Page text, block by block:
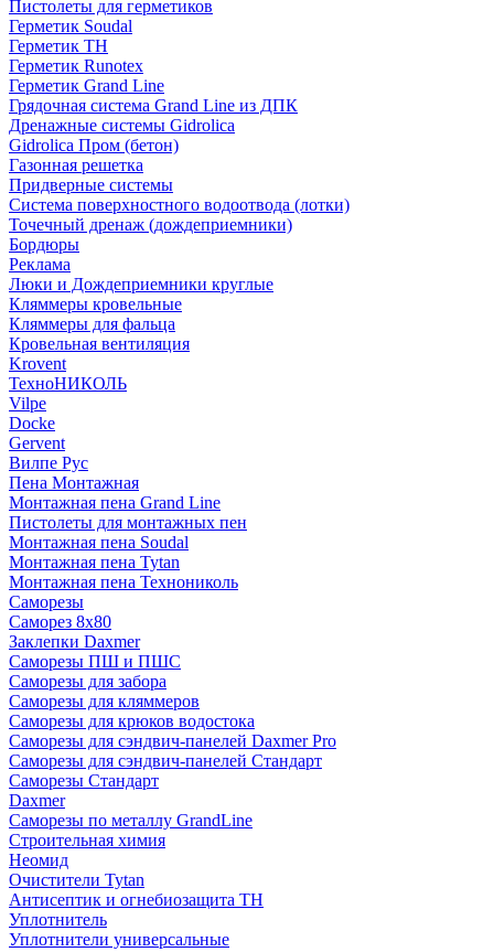
Пистолеты для герметиков
Герметик Soudal
Герметик ТН
Герметик Runotex
Герметик Grand Line
Грядочная система Grand Line из ДПК
Дренажные системы Gidrolica
Gidrolica Пром (бетон)
Газонная решетка
Придверные системы
Система поверхностного водоотвода (лотки)
Точечный дренаж (дождеприемники)
Бордюры
Рекламa
Люки и Дождеприемники круглые
Кляммеры кровельные
Кляммеры для фальца
Кровельная вентиляция
Krovent
ТехноНИКОЛЬ
Vilpe
Docke
Gervent
Вилпе Рус
Пена Монтажнaя
Монтажная пена Grand Linе
Пистолеты для монтажных пен
Монтажная пена Soudal
Монтажная пена Tytan
Монтажная пена Технониколь
Саморезы
Саморез 8х80
Заклепки Daxmer
Саморезы ПШ и ПШС
Саморезы для забора
Саморезы для кляммеров
Саморезы для крюков водостока
Саморезы для сэндвич-панелей Daxmer Pro
Саморезы для сэндвич-панелей Стандарт
Саморезы Стандарт
Daxmer
Саморезы по металлу GrandLine
Строительная химия
Неомид
Очистители Tytan
Антисептик и огнебиозащита ТН
Уплотнитель
Уплотнители универсальные